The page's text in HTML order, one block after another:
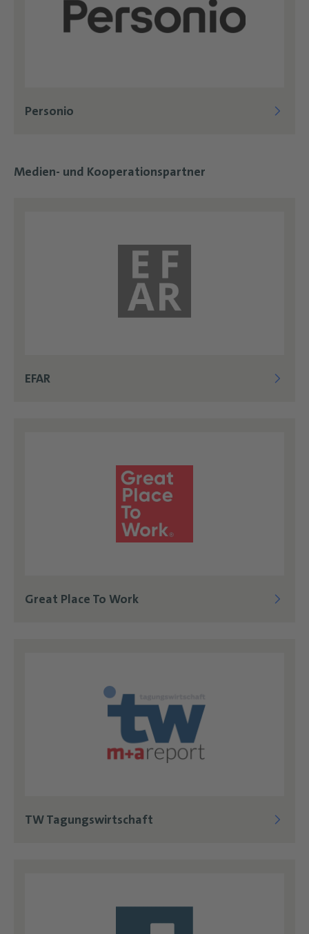
Personio
Medien- und Kooperationspartner
EFAR
Great Place To Work
TW Tagungswirtschaft